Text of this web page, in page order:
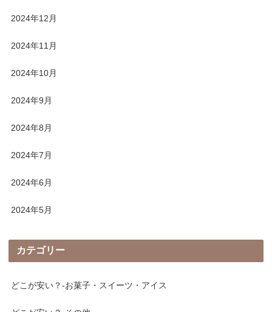
2024年12月
2024年11月
2024年10月
2024年9月
2024年8月
2024年7月
2024年6月
2024年5月
カテゴリー
どこが安い？-お菓子・スイーツ・アイス